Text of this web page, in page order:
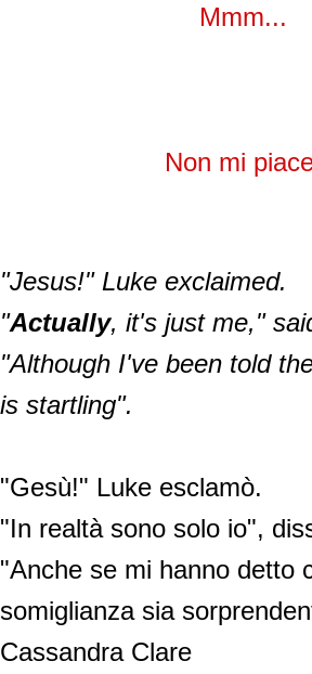
Mmm...
Non mi
"Jesus!" Luke exclaimed.
"Actually, it's just me,"
"Although I've been told
is startling".
"Gesù!" Luke esclamò.
"In realtà sono solo io",
"Anche se mi hanno detto
somiglianza sia
Cassandra Clare